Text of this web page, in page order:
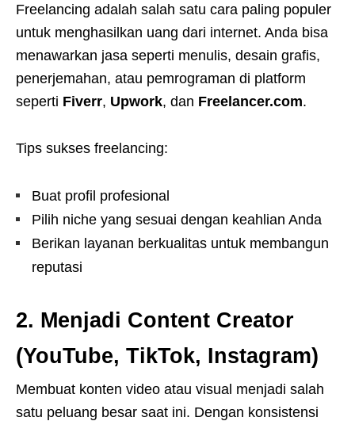
Freelancing adalah salah satu cara paling populer
untuk menghasilkan uang dari internet. Anda bisa
menawarkan jasa seperti menulis, desain grafis,
penerjemahan, atau pemrograman di platform
seperti Fiverr, Upwork, dan Freelancer.com.
Tips sukses freelancing:
Buat profil profesional
Pilih niche yang sesuai dengan keahlian Anda
Berikan layanan berkualitas untuk membangun
reputasi
2. Menjadi Content Creator
(YouTube, TikTok, Instagram)
Membuat konten video atau visual menjadi salah
satu peluang besar saat ini. Dengan konsistensi